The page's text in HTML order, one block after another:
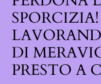
DI
PRESTO A